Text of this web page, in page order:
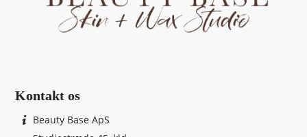
Kontakt os
Beauty Base ApS